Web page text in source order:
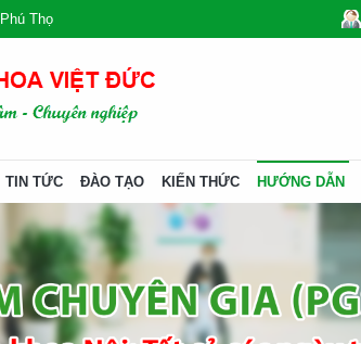
Thọ
TIN TỨC ĐÀO TẠO KIẾN THỨC HƯỚNG DẪN